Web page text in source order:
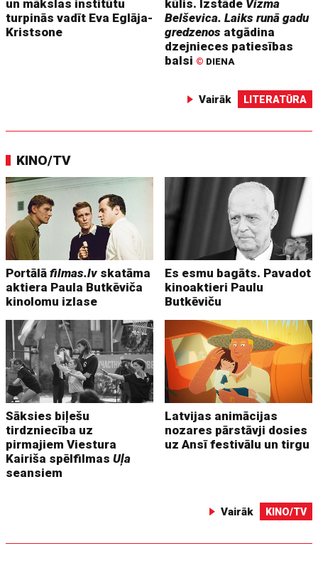
un mākslas institūtu
turpinās vadīt Eva Eglāja-
Kristsone
kūlis. Izstāde Vizma
Belševica. Laiks runā gadu
gredzenos atgādina
dzejnieces patiesības
balsi © DIENA
Vairāk LITERATŪRA
KINO/TV
Portālāfilmas.lv skatāma
aktiera Paula Butkēviča
kinolomu izlase
Es esmu bagāts. Pavadot
kinoaktieri Paulu
Butkēviču
Sāksies biļešu
tirdzniecība uz
pirmajiem Viestura
Kairiša spēlfilmasUļa
seansiem
Latvijas animācijas
nozares pārstāvji dosies
uz Ansī festivālu un tirgu
Vairāk KINO/TV